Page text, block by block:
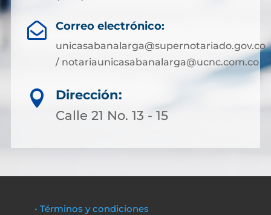
 Correo electrónico:
unicasabanalarga@supernotariado.gov.co
/ notariaunicasabanalarga@ucnc.com.co

Dirección:
Calle 21 No. 13 - 15
• Términos y condiciones